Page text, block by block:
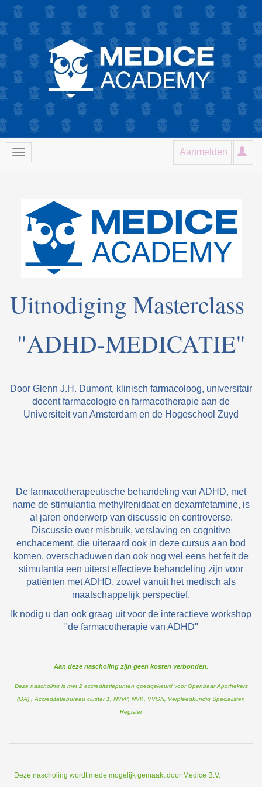
Aanmelden
Uitnodiging Masterclass
"ADHD-MEDICATIE"
Door Glenn J.H. Dumont, klinisch farmacoloog, universitair
docent farmacologie en farmacotherapie aan de
Universiteit van Amsterdam en de Hogeschool Zuyd
De farmacotherapeutische behandeling van ADHD, met
name de stimulantia methylfenidaat en dexamfetamine, is
al jaren onderwerp van discussie en controverse.
Discussie over misbruik, verslaving en cognitive
enchacement, die uiteraard ook in deze cursus aan bod
komen, overschaduwen dan ook nog wel eens het feit de
stimulantia een uiterst effectieve behandeling zijn voor
patiënten met ADHD, zowel vanuit het medisch als
maatschappelijk perspectief.
Ik nodig u dan ook graag uit voor de interactieve workshop
"de farmacotherapie van ADHD"
Aan deze nascholing zijn geen kosten verbonden.
Deze nascholing is met 2 accreditatiepunten goedgekeurd voor Openbaar Apothekers
(OA) , Accreditatiebureau cluster 1, NVvP, NVK, VVGN, Verpleegkundig Specialisten
Register
Deze nascholing wordt mede mogelijk gemaakt door Medice B.V.